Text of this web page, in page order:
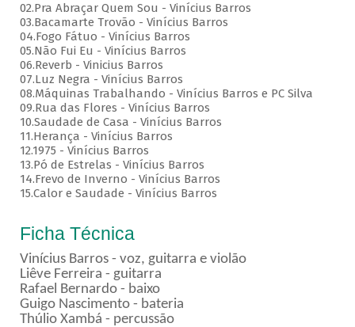
02.Pra Abraçar Quem Sou - Vinícius Barros
03.Bacamarte Trovão - Vinícius Barros
04.Fogo Fátuo - Vinícius Barros
05.Não Fui Eu - Vinícius Barros
06.Reverb - Vinicius Barros
07.Luz Negra - Vinícius Barros
08.Máquinas Trabalhando - Vinícius Barros e PC Silva
09.Rua das Flores - Vinícius Barros
10.Saudade de Casa - Vinícius Barros
11.Herança - Vinícius Barros
12.1975 - Vinícius Barros
13.Pó de Estrelas - Vinícius Barros
14.Frevo de Inverno - Vinícius Barros
15.Calor e Saudade - Vinícius Barros
Ficha Técnica
Vinícius Barros - voz, guitarra e violão
Liêve Ferreira - guitarra
Rafael Bernardo - baixo
Guigo Nascimento - bateria
Thúlio Xambá - percussão